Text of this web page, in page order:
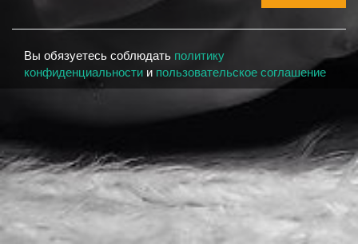
Вы обязуетесь соблюдать политику
конфиденциальности и пользовательское соглашение